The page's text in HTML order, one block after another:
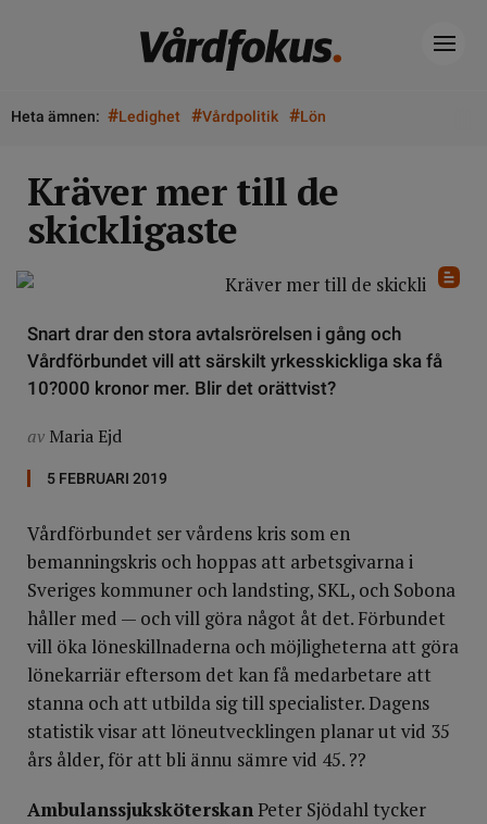
Heta ämnen: #Ledighet #Vårdpolitik #Lön
Kräver mer till de
skickligaste
Snart drar den stora avtalsrörelsen i gång och
Vårdförbundet vill att särskilt yrkesskickliga ska få
10?000 kronor mer. Blir det orättvist?
av Maria Ejd
5 FEBRUARI 2019
Vårdförbundet ser vårdens kris som en
bemanningskris och hoppas att arbetsgivarna i
Sveriges kommuner och landsting, SKL, och Sobona
håller med — och vill göra något åt det. Förbundet
vill öka löneskillnaderna och möjligheterna att göra
lönekarriär eftersom det kan få medarbetare att
stanna och att utbilda sig till specialister. Dagens
statistik visar att löneutvecklingen planar ut vid 35
års ålder, för att bli ännu sämre vid 45. ??
AmbulanssjuksköterskanPeter Sjödahl tycker